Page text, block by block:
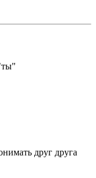
друг друга